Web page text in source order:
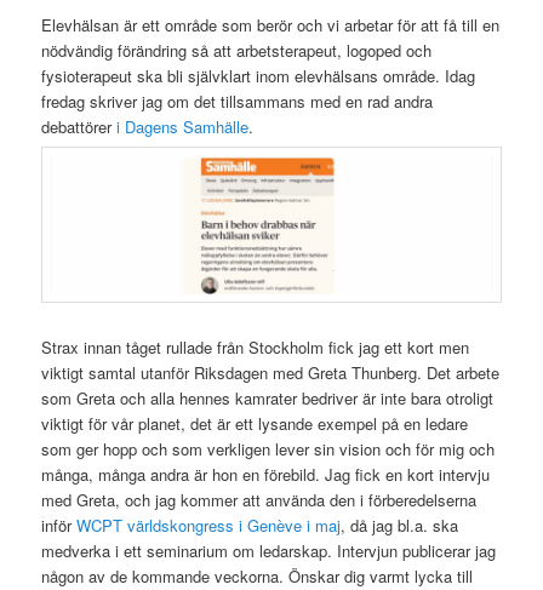
Elevhälsan är ett område som berör och vi arbetar för att få till en
nödvändig förändring så att arbetsterapeut, logoped och
fysioterapeut ska bli självklart inom elevhälsans område. Idag
fredag skriver jag om det tillsammans med en rad andra
debattöreri Dagens Samhälle.
Strax innan tåget rullade från Stockholm fick jag ett kort men
viktigt samtal utanför Riksdagen med Greta Thunberg. Det arbete
som Greta och alla hennes kamrater bedriver är inte bara otroligt
viktigt för vår planet, det är ett lysande exempel på en ledare
som ger hopp och som verkligen lever sin vision och för mig och
många, många andra är hon en förebild. Jag fick en kort intervju
med Greta, och jag kommer att använda den i förberedelserna
införWCPT världskongress i Genève i maj, då jag bl.a. ska
medverka i ett seminarium om ledarskap. Intervjun publicerar jag
någon av de kommande veckorna. Önskar dig varmt lycka till